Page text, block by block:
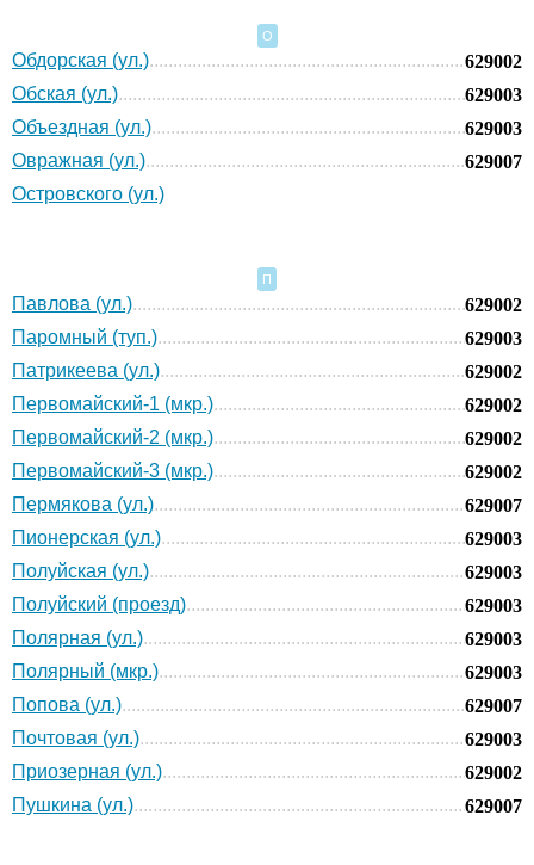
О
Обдорская (ул.)
629002
Обская (ул.)
629003
Объездная (ул.)
629003
Овражная (ул.)
629007
Островского (ул.)
П
Павлова (ул.)
629002
Паромный (туп.)
629003
Патрикеева (ул.)
629002
Первомайский-1 (мкр.)
629002
Первомайский-2 (мкр.)
629002
Первомайский-3 (мкр.)
629002
Пермякова (ул.)
629007
Пионерская (ул.)
629003
Полуйская (ул.)
629003
Полуйский (проезд)
629003
Полярная (ул.)
629003
Полярный (мкр.)
629003
Попова (ул.)
629007
Почтовая (ул.)
629003
Приозерная (ул.)
629002
Пушкина (ул.)
629007